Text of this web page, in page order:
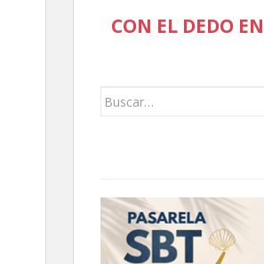
CON EL DEDO
Buscar: